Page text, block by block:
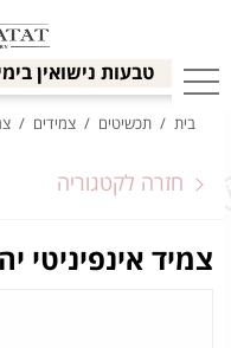
טבעות נישואין
בית / תכשיטים / צמידים /
חזרה לקטגוריה
צמיד אינפיניטי